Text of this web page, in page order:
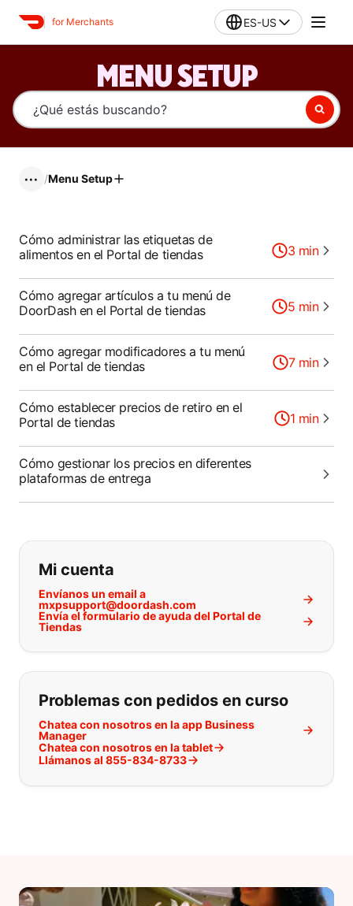
for Merchants ES-US
MENU SETUP
••• /Menu Setup
Cómo administrar las etiquetas de
alimentos en el Portal de tiendas
3 min
Cómo agregar artículos a tu menú de
DoorDash en el Portal de tiendas
5 min
Cómo agregar modificadores a tu menú
en el Portal de tiendas
7min
Cómo establecer precios de retiro en el
Portal de tiendas
1 min
Cómo gestionar los precios en diferentes
plataformas de entrega
Si no puede encontrar lo que está
Mi cuenta
Envíanos un email a
mxpsupport@doordash.com
Envía el formulario de ayuda del Portal de
Tiendas
Problemas con pedidos en curso
Chatea con nosotros en la app Business
Manager
Chatea con nosotros en la tablet
Llámanos al 855-834-8733